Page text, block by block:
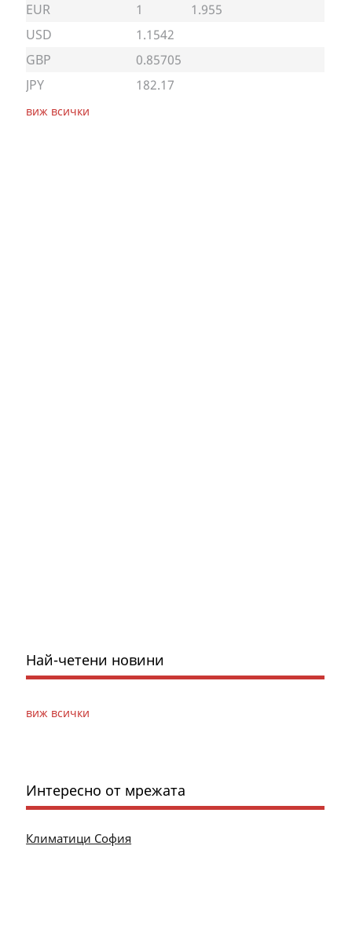
EUR 1
1.955
USD
1.1542
GBP
0.85705
JPY
182.17
виж всички
Най-четени новини
виж всички
Интересно от мрежата
Климатици София